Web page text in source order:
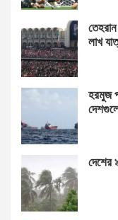
লাখ
হরমুজ
দেশের